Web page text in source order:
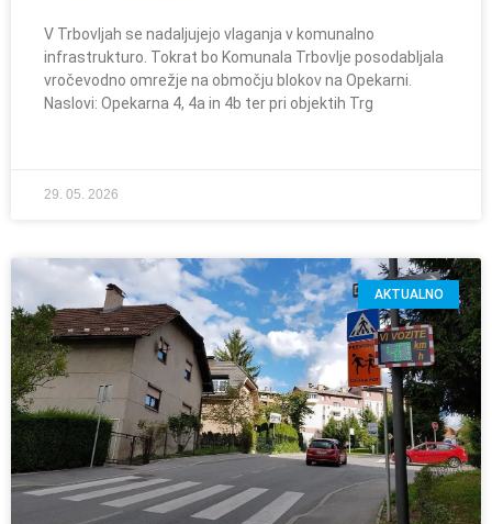
V Trbovljah se nadaljujejo vlaganja v komunalno
infrastrukturo. Tokrat bo Komunala Trbovlje posodabljala
vročevodno omrežje na območju blokov na Opekarni.
Naslovi: Opekarna 4, 4a in 4b ter pri objektih Trg
29. 05. 2026
AKTUALNO